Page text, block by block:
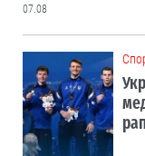
07.08